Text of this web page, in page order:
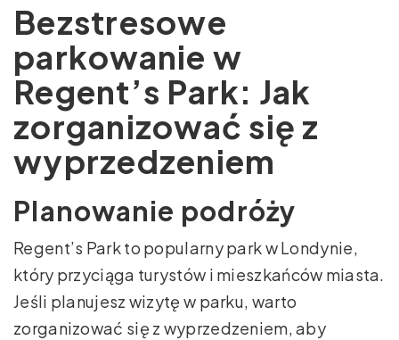
Bezstresowe
parkowanie w
Regent’s Park: Jak
zorganizować się z
wyprzedzeniem
Planowanie podróży
Regent’s Park to popularny park w Londynie,
który przyciąga turystów i mieszkańców miasta.
Jeśli planujesz wizytę w parku, warto
zorganizować się z wyprzedzeniem, aby